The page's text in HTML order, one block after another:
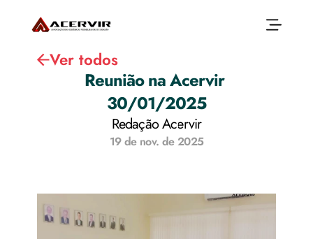
Ver todos
Reunião na Acervir
30/01/2025
Redação Acervir
19 de nov. de 2025